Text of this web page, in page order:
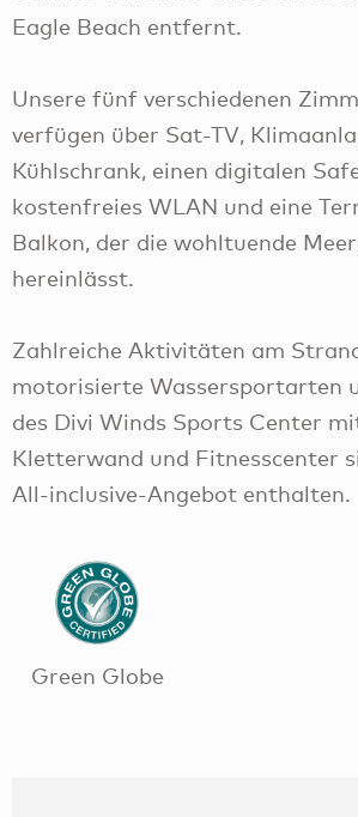
Eagle Beach entfernt.
Unsere fünf verschiedenen
verfügen über Sat-TV,
Kühlschrank, einen digitalen
kostenfreies WLAN und eine
Balkon, der die wohltuende
hereinlässt.
Zahlreiche Aktivitäten am
motorisierte Wassersportarten
des Divi Winds Sports Center
Kletterwand und Fitnesscenter
All-inclusive-Angebot enthalten.
Green Globe